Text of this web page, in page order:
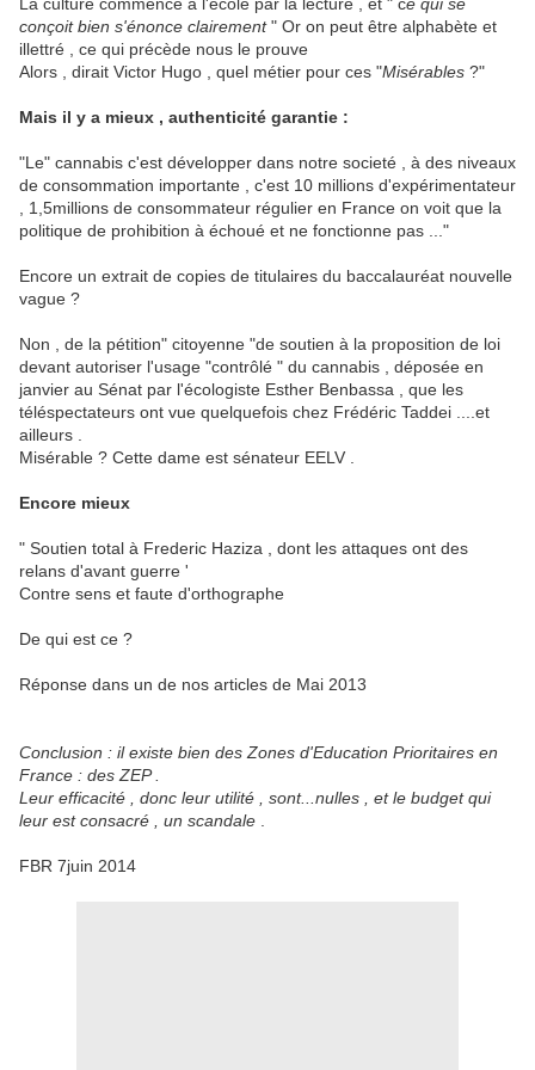
conçoit bien s'énonce clairement" Or on peut être alphabète et
illettré , ce qui précède nous le prouve
Alors , dirait Victor Hugo , quel métier pour ces "Misérables ?"
Mais il y a mieux , authenticité garantie :
"Le" cannabis c'est développer dans notre societé , à des niveaux
de consommation importante , c'est 10 millions d'expérimentateur
, 1,5millions de consommateur régulier en France on voit que la
politique de prohibition à échoué et ne fonctionne pas ..."
Encore un extrait de copies de titulaires du baccalauréat nouvelle
vague ?
Non , de la pétition" citoyenne "de soutien à la proposition de loi
devant autoriser l'usage "contrôlé " du cannabis , déposée en
janvier au Sénat par l'écologiste Esther Benbassa , que les
téléspectateurs ont vue quelquefois chez Frédéric Taddei ....et
ailleurs .
Misérable ? Cette dame est sénateur EELV .
Encore mieux
" Soutien total à Frederic Haziza , dont les attaques ont des
relans d'avant guerre '
Contre sens et faute d'orthographe
De qui est ce ?
Réponse dans un de nos articles de Mai 2013
Conclusion : il existe bien des Zones d'Education Prioritaires en
France : des ZEP .
Leur efficacité , donc leur utilité , sont...nulles , et le budget qui
leur est consacré , un scandale
FBR 7juin 2014